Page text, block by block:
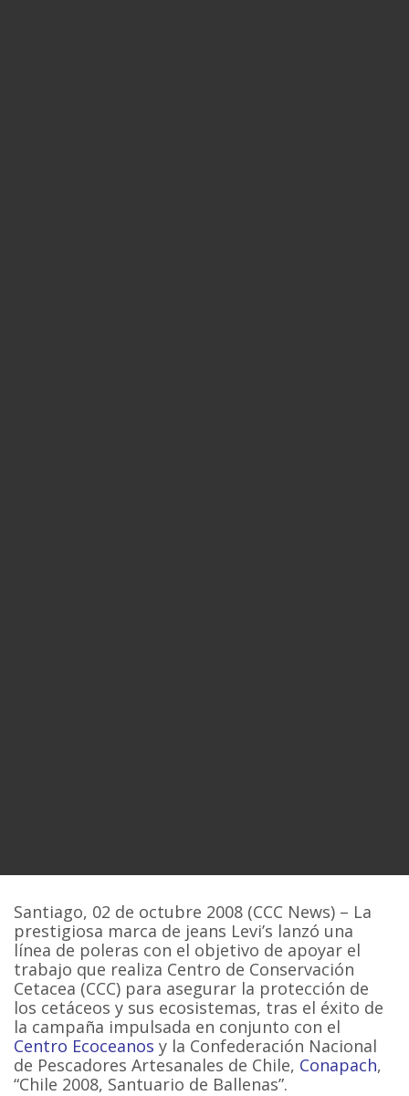
Santiago, 02 de octubre 2008 (CCC News) – La
prestigiosa marca de jeans Levi’s lanzó una
línea de poleras con el objetivo de apoyar el
trabajo que realiza Centro de Conservación
Cetacea (CCC) para asegurar la protección de
los cetáceos y sus ecosistemas, tras el éxito de
la campaña impulsada en conjunto con el
Centro Ecoceanos y la Confederación Nacional
de Pescadores Artesanales de Chile, Conapach,
“Chile 2008, Santuario de Ballenas”.